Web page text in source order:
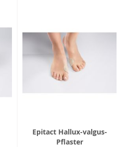
Epitact Hallux-valgus-
Pflaster